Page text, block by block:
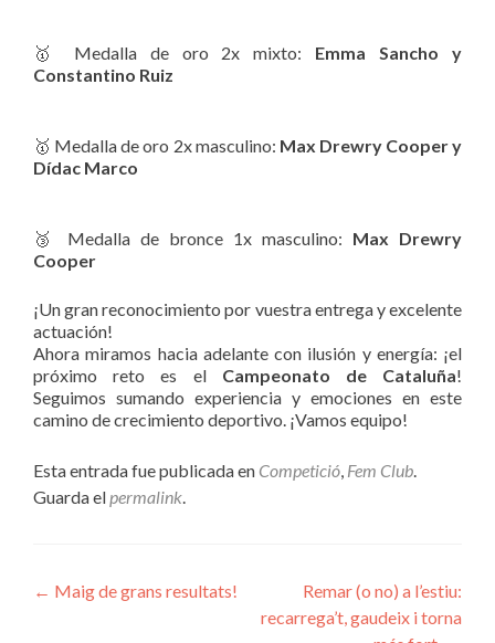
🥇 Medalla de oro 2x mixto: Emma Sancho y
Constantino Ruiz
🥇 Medalla de oro 2x masculino: Max Drewry Cooper y
Dídac Marco
🥉 Medalla de bronce 1x masculino: Max Drewry
Cooper
¡Un gran reconocimiento por vuestra entrega y excelente
actuación!
Ahora miramos hacia adelante con ilusión y energía: ¡el
próximo reto es el Campeonato de Cataluña!
Seguimos sumando experiencia y emociones en este
camino de crecimiento deportivo. ¡Vamos equipo!
Esta entrada fue publicada en Competició, Fem Club.
Guarda elpermalink.
Navegación
← Maig de grans resultats!
Remar (o no) a l’estiu:
recarrega’t, gaudeix i torna